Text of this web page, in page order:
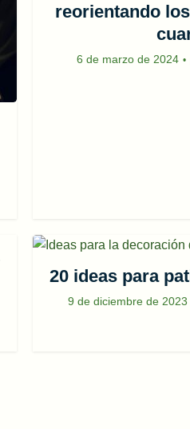
reorientando
6 de marzo de 2024
20 ideas para
9 de diciembre de 2023